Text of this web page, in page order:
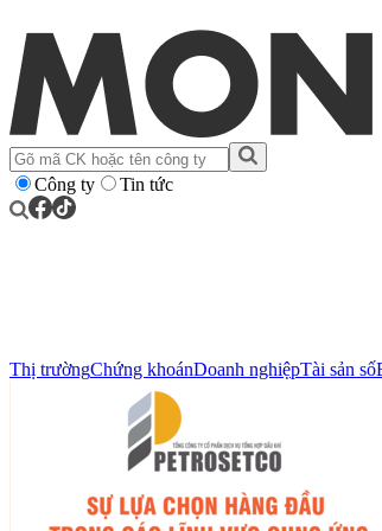
Công ty Tin tức
Thị trườngChứng khoánDoanh nghiệpTài sản số